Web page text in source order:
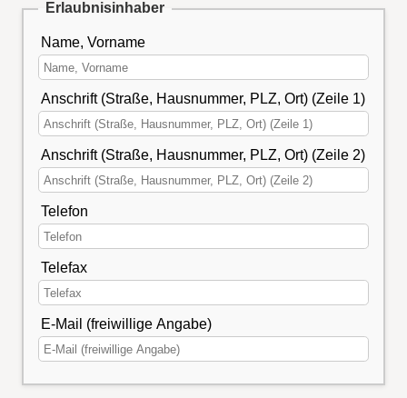
Erlaubnisinhaber
Name, Vorname
Anschrift (Straße, Hausnummer, PLZ, Ort) (Zeile 1)
Anschrift (Straße, Hausnummer, PLZ, Ort) (Zeile 2)
Telefon
Telefax
E-Mail (freiwillige Angabe)